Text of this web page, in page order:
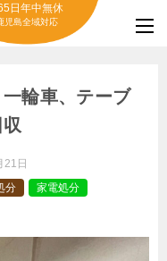
日年中無休
児島全域対応
輪車、テーブ
21日
分 家電処分